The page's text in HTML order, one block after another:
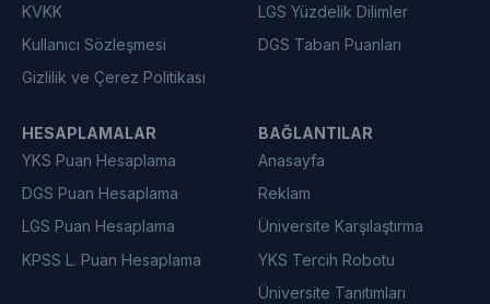
KVKK
Kullanıcı Sözleşmesi
Gizlilik ve Çerez Politikası
LGS Yüzdelik Dilimler
DGS Taban Puanları
HESAPLAMALAR
YKS Puan Hesaplama
DGS Puan Hesaplama
LGS Puan Hesaplama
KPSS L. Puan Hesaplama
BAĞLANTILAR
Anasayfa
Reklam
Üniversite Karşılaştırma
YKS Tercih Robotu
Üniversite Tanıtımları